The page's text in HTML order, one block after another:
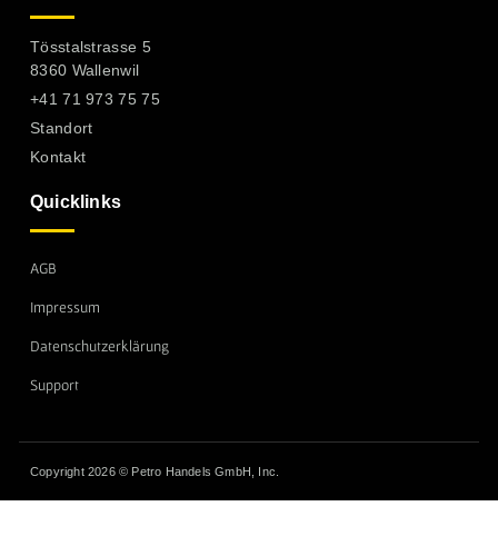
Tösstalstrasse 5
8360 Wallenwil
+41 71 973 75 75
Standort
Kontakt
Quicklinks
AGB
Impressum
Datenschutzerklärung
Support
Copyright 2026 © Petro Handels GmbH, Inc.